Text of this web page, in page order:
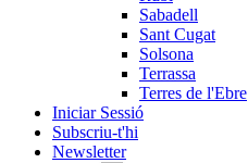
Sabadell
Sant Cugat
Solsona
Terrassa
Terres de l'Ebre
Iniciar Sessió
Subscriu-t'hi
Newsletter